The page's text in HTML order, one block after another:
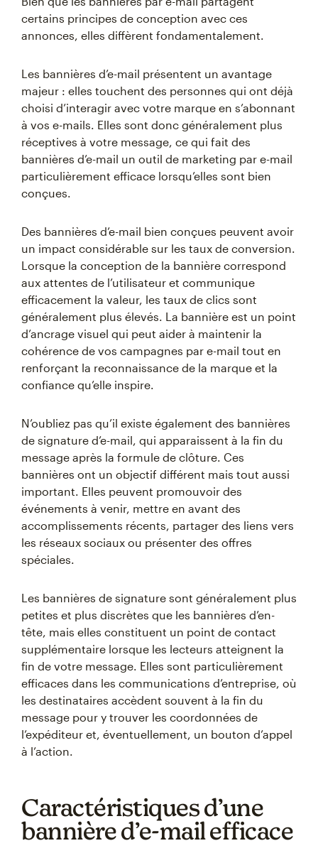
certains principes de conception avec ces
annonces, elles diffèrent fondamentalement.
Les bannières d’e-mail présentent un avantage
majeur : elles touchent des personnes qui ont déjà
choisi d’interagir avec votre marque en s’abonnant
à vos e-mails. Elles sont donc généralement plus
réceptives à votre message, ce qui fait des
bannières d’e-mail un outil de marketing par e-mail
particulièrement efficace lorsqu’elles sont bien
conçues.
Des bannières d’e-mail bien conçues peuvent avoir
un impact considérable sur les taux de conversion.
Lorsque la conception de la bannière correspond
aux attentes de l’utilisateur et communique
efficacement la valeur, les taux de clics sont
généralement plus élevés. La bannière est un point
d’ancrage visuel qui peut aider à maintenir la
cohérence de vos campagnes par e-mail tout en
renforçant la reconnaissance de la marque et la
confiance qu’elle inspire.
N’oubliez pas qu’il existe également des bannières
de signature d’e-mail, qui apparaissent à la fin du
message après la formule de clôture. Ces
bannières ont un objectif différent mais tout aussi
important. Elles peuvent promouvoir des
événements à venir, mettre en avant des
accomplissements récents, partager des liens vers
les réseaux sociaux ou présenter des offres
spéciales.
Les bannières de signature sont généralement plus
petites et plus discrètes que les bannières d’en-
tête, mais elles constituent un point de contact
supplémentaire lorsque les lecteurs atteignent la
fin de votre message. Elles sont particulièrement
efficaces dans les communications d’entreprise, où
les destinataires accèdent souvent à la fin du
message pour y trouver les coordonnées de
l’expéditeur et, éventuellement, un bouton d’appel
à l’action.
Caractéristiques d’une
bannière d’e-mail efficace